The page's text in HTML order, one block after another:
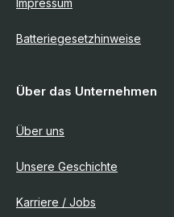
Impressum
Batteriegesetzhinweise
Über das Unternehmen
Über uns
Unsere Geschichte
Karriere / Jobs